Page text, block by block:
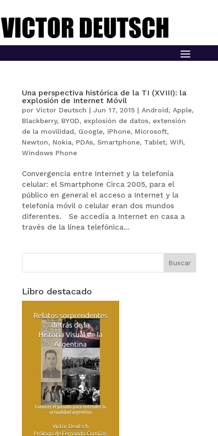
Una perspectiva histórica de la TI (XVIII): la
explosión de Internet Móvil
por Victor Deutsch | Jun 17, 2015| Android, Apple,
Blackberry, BYOD, explosión de datos, extensión
de la movilidad, Google, iPhone, Microsoft,
Newton, Nokia, PDAs, Smartphone, Tablet, Wifi,
Windows Phone
Convergencia entre Internet y la telefonía
celular: el Smartphone Circa 2005, para el
público en general el acceso a Internet y la
telefonía móvil o celular eran dos mundos
diferentes. Se accedía a Internet en casa a
través de la línea telefónica...
Libro destacado